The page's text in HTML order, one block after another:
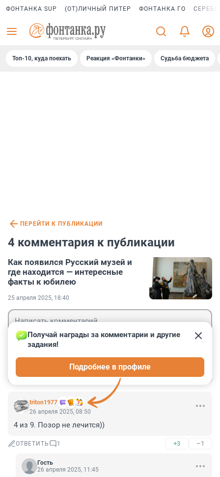
ФОНТАНКА SUP (ОТ)ЛИЧНЫЙ ПИТЕР ФОНТАНКА ГО
Топ-10, куда поехать Реакция «Фонтанки» Судьба бюджета
ПЕРЕЙТИ К ПУБЛИКАЦИИ
4 комментария к публикации
Как появился Русский музей и
где находится — интересные
факты к юбилею
25 апреля 2025, 18:40
triton1977
Получай награды за комментарии и другие
задания!
Подробнее в профиле
26 апреля 2025, 08:50
4 из 9. Позор не лечится))
ОТВЕТИТЬ 1 +3 –1
Гость
26 апреля 2025, 11:45